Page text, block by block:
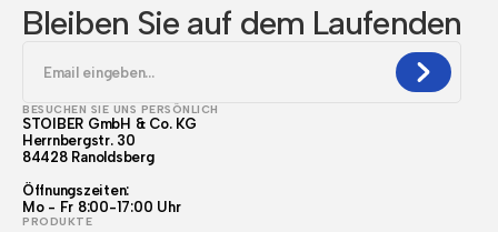
Bleiben Sie auf dem Laufenden
BESUCHEN SIE UNS PERSÖNLICH
STOIBER GmbH & Co. KG
Herrnbergstr. 30
84428 Ranoldsberg
Öffnungszeiten:
Mo - Fr 8:00-17:00 Uhr
PRODUKTE